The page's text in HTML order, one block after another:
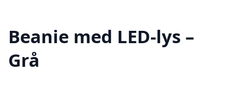
Beanie med LED-lys –
Grå